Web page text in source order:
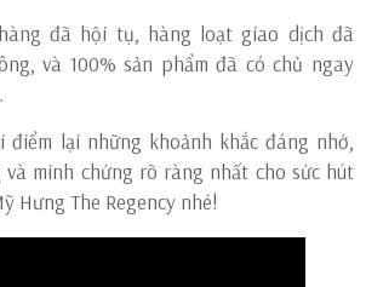
đã hội tụ, hàng loạt giao dịch đã
và 100% sản phẩm đã có chủ ngay
điểm lại những khoảnh khắc đáng nhớ,
minh chứng rõ ràng nhất cho sức hút
Hưng The Regency nhé!